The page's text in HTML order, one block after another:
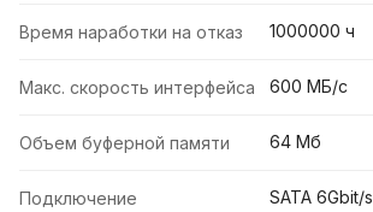
Время наработки на отказ 1000000 ч
Макс. скорость интерфейса 600 МБ/с
Объем буферной памяти 64 Мб
Подключение SATA 6Gbit/s